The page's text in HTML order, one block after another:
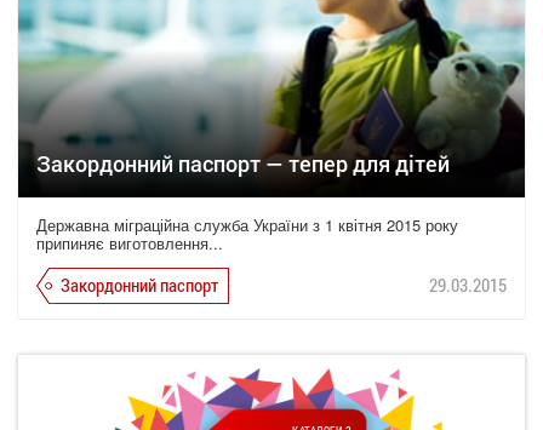
Закордонний паспорт — тепер для дітей
Державна міграційна служба України з 1 квітня 2015 року
припиняє виготовлення...
Закордонний паспорт 29.03.2015